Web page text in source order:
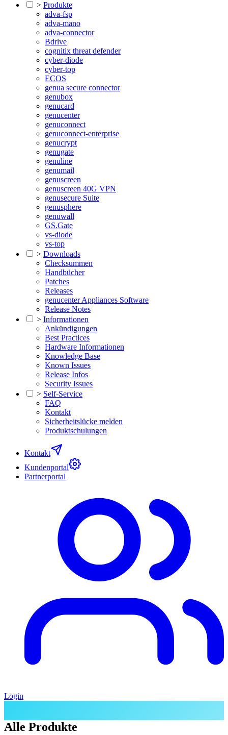
> Produkte
adva-fsp
adva-mano
adva-connector
Bdrive
cognitix threat defender
cyber-diode
cyber-top
ECOS
genua secure connector
genubox
genucard
genucenter
genuconnect
genuconnect-enterprise
genucrypt
genugate
genuline
genumail
genuscreen
genuscreen 40G VPN
genusecure Suite
genusphere
genuwall
GS.Gate
vs-diode
vs-top
> Downloads
Checksummen
Handbücher
Patches
Releases
genucenter Appliances Software
Release Notes
> Informationen
Ankündigungen
Best Practices
Hardware Informationen
Knowledge Base
Known Issues
Release Infos
Security Issues
> Self-Service
FAQ
Kontakt
Sicherheitslücke melden
Produktschulungen
Kontakt
Kundenportal
Partnerportal
Login
Alle Produkte